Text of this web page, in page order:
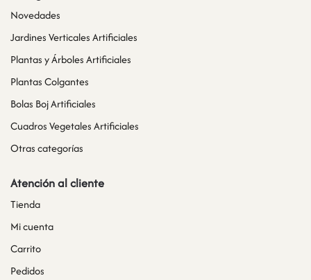
Novedades
Jardines Verticales Artificiales
Plantas y Árboles Artificiales
Plantas Colgantes
Bolas Boj Artificiales
Cuadros Vegetales Artificiales
Otras categorías
Atención al cliente
Tienda
Mi cuenta
Carrito
Pedidos